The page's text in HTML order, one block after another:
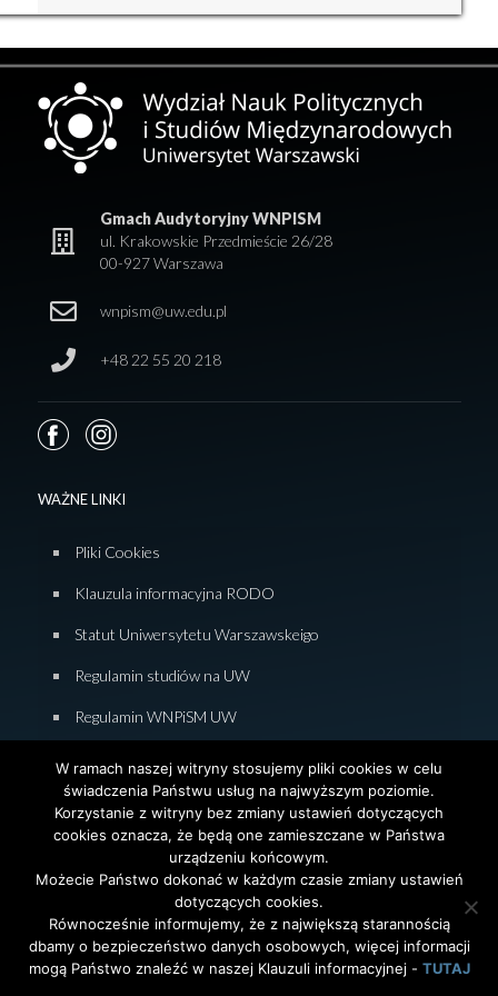
Gmach Audytoryjny WNPISM
ul. Krakowskie Przedmieście 26/28
00-927 Warszawa
wnpism@uw.edu.pl
+48 22 55 20 218
WAŻNE LINKI
Pliki Cookies
Klauzula informacyjna RODO
Statut Uniwersytetu Warszawskeigo
Regulamin studiów na UW
Regulamin WNPiSM UW
Deklaracja dostępności WNPiSM
© 2026 Wydział Nauk Politycznych i Studiów
Międzynarodowych. Uniwersytet Warszawski. All Rights
Reserved. Projekt i realizacja stronyAgencjaInterAktywni
W ramach naszej witryny stosujemy pliki cookies w celu
świadczenia Państwu usług na najwyższym poziomie.
Korzystanie z witryny bez zmiany ustawień dotyczących
cookies oznacza, że będą one zamieszczane w Państwa
urządzeniu końcowym.
Możecie Państwo dokonać w każdym czasie zmiany ustawień
dotyczących cookies.
Równocześnie informujemy, że z największą starannością
dbamy o bezpieczeństwo danych osobowych, więcej informacji
mogą Państwo znaleźć w naszej Klauzuli informacyjnej - TUTAJ